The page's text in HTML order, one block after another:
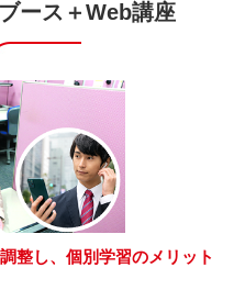
ース＋Web講座
整し、個別学習のメリット